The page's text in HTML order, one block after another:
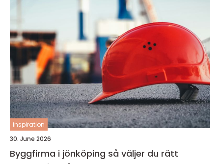
inspiration
30. June 2026
Byggfirma i jönköping så väljer du rätt